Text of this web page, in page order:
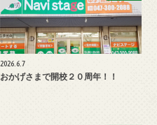
2026.6.7
おかげさまで開校２０周年！！